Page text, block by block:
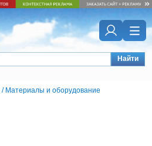
Найти
/ Материалы и оборудование